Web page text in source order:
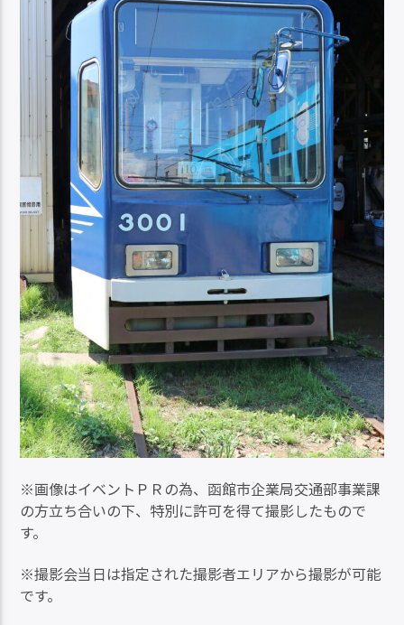
※画像はイベントＰＲの為、函館市企業局交通部事業課
の方立ち合いの下、特別に許可を得て撮影したもので
す。
※撮影会当日は指定された撮影者エリアから撮影が可能
です。